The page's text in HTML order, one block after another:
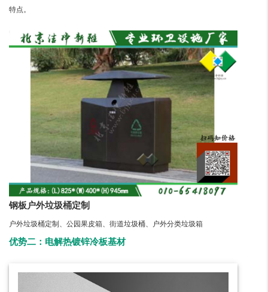
特点。
钢板户外垃圾桶定制
户外垃圾桶定制、公园果皮箱、街道垃圾桶、户外分类垃圾箱
优势二：电解热镀锌冷板基材